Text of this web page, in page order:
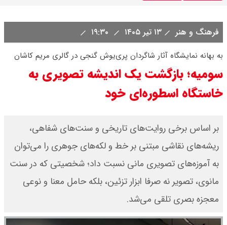
فرهنگ و هنر ۱۳ تیر ۱۴۰۵
به بهانه نمایشگاه آثار شاگردان پری‌یوش گنجی در گالری مریم کاشان
سومیه؛ بازگشت یک اندیشه تصویری به
خاستگاه اسطوره‌ای خود
بر اساس برخی روایت‌های تاریخی و سنت‌های شفاهی،
ریشه‌های نقاشی مبتنی بر خط و لکه‌های جوهری را می‌توان
به آموزه‌های تصویری مانی نسبت داد؛ شخصیتی که در سنت
مانوی، تصویر نه صرفا ابزار تزئین، بلکه حامل معنا و نوعی
معجزه بصری تلقی می‌شد.